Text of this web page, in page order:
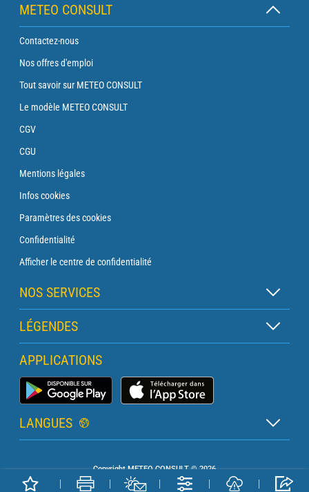
METEO CONSULT
Contactez-nous
Nos offres d'emploi
Tout savoir sur METEO CONSULT
Le modèle METEO CONSULT
CGV
CGU
Mentions légales
Infos cookies
Paramètres des cookies
Confidentialité
Afficher le centre de confidentialité
NOS SERVICES
Abonnement Zen
Abonnement Balise
Abonnement Traversée
Abonnement Phare
Météo Terrestre
LÉGENDES
Légende des cartes
Légende des pictogrammes
Glossaire
APPLICATIONS
Application Météo Marine
LANGUES
Anglais
Copyright METEO CONSULT © 2026